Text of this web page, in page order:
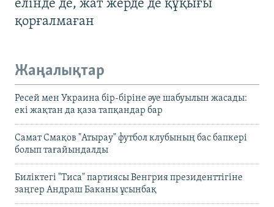
елінде де, жат жерде де құқығы
қорғалмаған
Жаңалықтар
Ресей мен Украина бір-біріне әуе шабуылын жасады:
екі жақтан да қаза тапқандар бар
Самат Смақов "Атырау" футбол клубының бас бапкері
болып тағайындалды
Биліктегі "Тиса" партиясы Венгрия президенттігіне
заңгер Андраш Баканы ұсынбақ